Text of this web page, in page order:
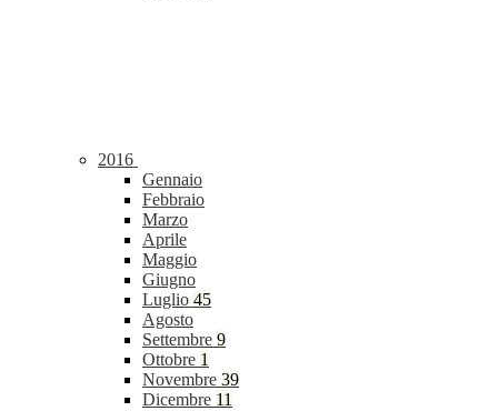
2016
Gennaio
Febbraio
Marzo
Aprile
Maggio
Giugno
Luglio 45
Agosto
Settembre 9
Ottobre 1
Novembre 39
Dicembre 11